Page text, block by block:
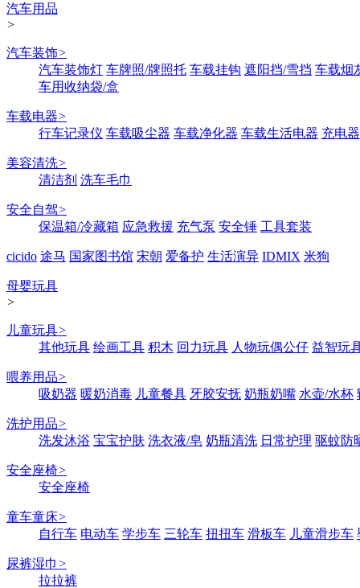
汽车用品
>
汽车装饰>
汽车装饰灯 车牌照/牌照托 车载挂钩 遮阳挡/雪挡 车载烟
车用收纳袋/盒
车载电器>
行车记录仪 车载吸尘器 车载净化器 车载生活电器 充电
美容清洗>
清洁剂 洗车毛巾
安全自驾>
保温箱/冷藏箱 应急救援 充气泵 安全锤 工具套装
cicido 途马 国家图书馆 宋朝 爱备护 生活演异 IDMIX 米狗
母婴玩具
>
儿童玩具>
其他玩具 绘画工具 积木 回力玩具 人物玩偶公仔 益智玩
喂养用品>
吸奶器 暖奶消毒 儿童餐具 牙胶安抚 奶瓶奶嘴 水壶/水杯
洗护用品>
洗发沐浴 宝宝护肤 洗衣液/皂 奶瓶清洗 日常护理 驱蚊防
安全座椅>
安全座椅
童车童床>
自行车 电动车 学步车 三轮车 扭扭车 滑板车 儿童滑步车
尿裤湿巾 >
拉拉裤